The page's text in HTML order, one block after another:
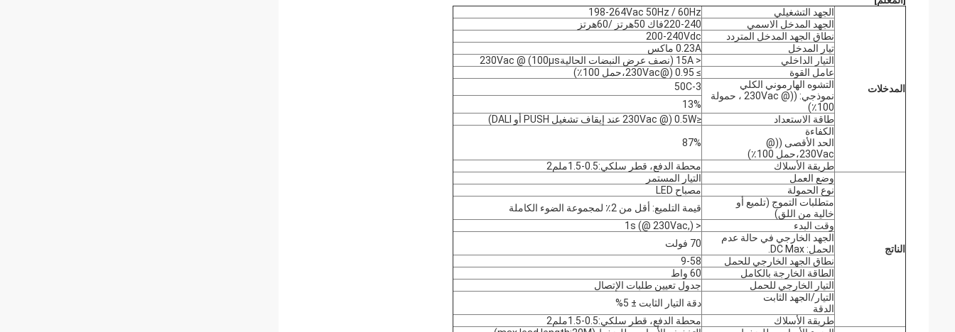
المدخلات
الجهد التشغيلي
198-264Vac 50Hz / 60Hz
الجهد المدخل الاسمي
220-240فاك 50هرتز /60هرتز
نطاق الجهد المدخل المتردد
200-240Vdc
تيار المدخل
0.23A ماكس
التيار الداخلي
< 15A (نصف عرض النبضات الحالية100μs) @ 230Vac
عامل القوة
≥ 0.95 (@230Vac،حمل 100٪)
التشوه الهارموني الكلي
نموذجي: ((@ 230Vac ، حمولة
100٪)
50C-3
13%
طاقة الاستعداد
≤0.5W (@ 230Vac عند إيقاف تشغيل PUSH أو DALI)
الكفاءة
الحد الأقصى ((@
230Vac،حمل 100٪)
87%
طريقة الأسلاك محطة الدفع، قطر سلكي:0.5-1.5ملم2
الناتج
وضع العمل
التيار المستمر
نوع الحمولة
مصباح LED
متطلبات التموج (تلميع أو
خالية من اللق)
قيمة التلميع: أقل من 2٪ لمجموعة الضوء الكاملة
وقت البدء
< 1s (@ 230Vac,)
الجهد الخارجي في حالة عدم
الحمل: DC Max.
70 فولت
نطاق الجهد الخارجي للحمل
9-58
الطاقة الخارجة بالكامل
60 واط
التيار الخارجي للحمل
جدول تعيين طلبات الإتصال
التيار/الجهد الثابت
الدقة
دقة التيار الثابت ± 5%
طريقة الأسلاك
محطة الدفع، قطر سلكي:0.5-1.5ملم2